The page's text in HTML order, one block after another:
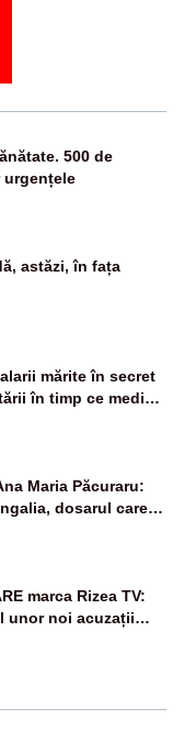
500 de
urgențele
astăzi, în fața
mărite în secret
în timp ce medicii
Maria Păcuraru:
dosarul care
marca Rizea TV:
unor noi acuzații